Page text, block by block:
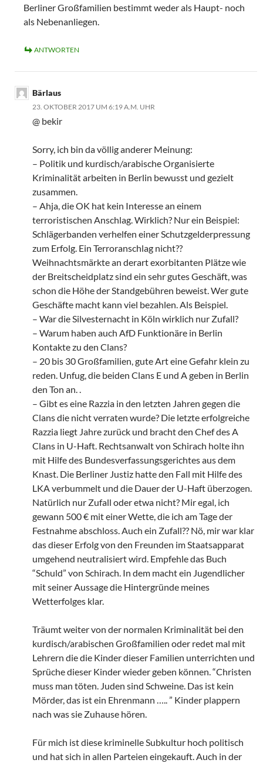
Berliner Großfamilien bestimmt weder als Haupt- noch
als Nebenanliegen.
ANTWORTEN
Bärlaus
23. OKTOBER 2017 UM 6:19 A.M. UHR
@ bekir
Sorry, ich bin da völlig anderer Meinung:
– Politik und kurdisch/arabische Organisierte
Kriminalität arbeiten in Berlin bewusst und gezielt
zusammen.
– Ahja, die OK hat kein Interesse an einem
terroristischen Anschlag. Wirklich? Nur ein Beispiel:
Schlägerbanden verhelfen einer Schutzgelderpressung
zum Erfolg. Ein Terroranschlag nicht??
Weihnachtsmärkte an derart exorbitanten Plätze wie
der Breitscheidplatz sind ein sehr gutes Geschäft, was
schon die Höhe der Standgebühren beweist. Wer gute
Geschäfte macht kann viel bezahlen. Als Beispiel.
– War die Silvesternacht in Köln wirklich nur Zufall?
– Warum haben auch AfD Funktionäre in Berlin
Kontakte zu den Clans?
– 20 bis 30 Großfamilien, gute Art eine Gefahr klein zu
reden. Unfug, die beiden Clans E und A geben in Berlin
den Ton an. .
– Gibt es eine Razzia in den letzten Jahren gegen die
Clans die nicht verraten wurde? Die letzte erfolgreiche
Razzia liegt Jahre zurück und bracht den Chef des A
Clans in U-Haft. Rechtsanwalt von Schirach holte ihn
mit Hilfe des Bundesverfassungsgerichtes aus dem
Knast. Die Berliner Justiz hatte den Fall mit Hilfe des
LKA verbummelt und die Dauer der U-Haft überzogen.
Natürlich nur Zufall oder etwa nicht? Mir egal, ich
gewann 500 € mit einer Wette, die ich am Tage der
Festnahme abschloss. Auch ein Zufall?? Nö, mir war klar
das dieser Erfolg von den Freunden im Staatsapparat
umgehend neutralisiert wird. Empfehle das Buch
“Schuld” von Schirach. In dem macht ein Jugendlicher
mit seiner Aussage die Hintergründe meines
Wetterfolges klar.
Träumt weiter von der normalen Kriminalität bei den
kurdisch/arabischen Großfamilien oder redet mal mit
Lehrern die die Kinder dieser Familien unterrichten und
Sprüche dieser Kinder wieder geben können. “Christen
muss man töten. Juden sind Schweine. Das ist kein
Mörder, das ist ein Ehrenmann ….. ” Kinder plappern
nach was sie Zuhause hören.
Für mich ist diese kriminelle Subkultur hoch politisch
und hat sich in allen Parteien eingekauft. Auch in der